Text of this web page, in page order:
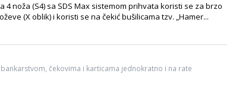
noža (S4) sa SDS Max sistemom prihvata koristi se za brzo
(X oblik) i koristi se na čekić bušilicama tzv. „Hamer...
čekovima i karticama jednokratno i na rate